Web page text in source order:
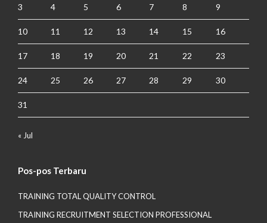
3 4 5 6 7 8 9
10 11 12 13 14 15 16
17 18 19 20 21 22 23
24 25 26 27 28 29 30
31
« Jul
Pos-pos Terbaru
TRAINING TOTAL QUALITY CONTROL
TRAINING RECRUITMENT SELECTION PROFESSIONAL